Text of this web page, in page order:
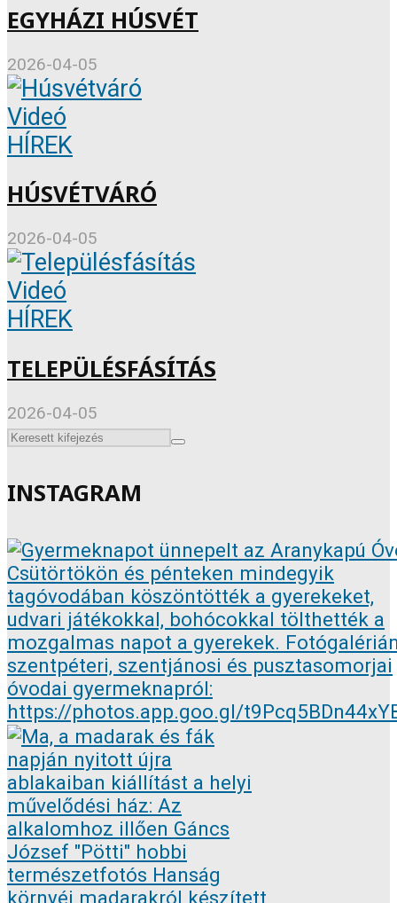
EGYHÁZI HÚSVÉT
2026-04-05
Videó
HÍREK
HÚSVÉTVÁRÓ
2026-04-05
Videó
HÍREK
TELEPÜLÉSFÁSÍTÁS
2026-04-05
INSTAGRAM